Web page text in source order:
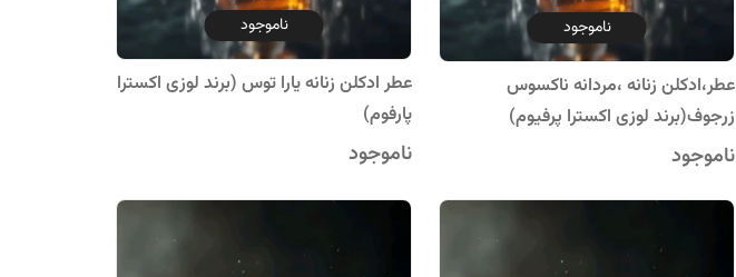
ناموجود
عطر،ادکلن زنانه ،مردانه ناکسوس
زرجوف(برند لوزی اکسترا پرفیوم)
ناموجود
ناموجود
عطر ادکلن زنانه یارا توس (برند لوزی اکسترا
پارفوم)
ناموجود